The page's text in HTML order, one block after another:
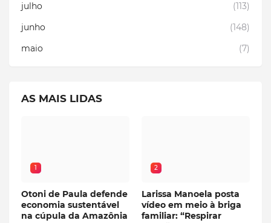
julho
(113)
junho
(148)
maio
(7)
AS MAIS LIDAS
1
Otoni de Paula defende
economia sustentável
na cúpula da Amazônia
2
Larissa Manoela posta
vídeo em meio à briga
familiar: “Respirar